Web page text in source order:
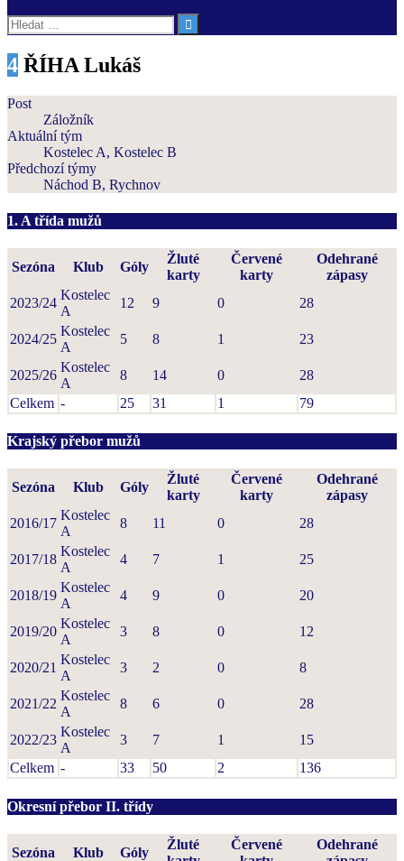
Vyhledávání
4 ŘÍHA Lukáš
Post
Záložník
Aktuální tým
Kostelec A, Kostelec B
Předchozí týmy
Náchod B, Rychnov
1. A třída mužů
Sezóna Klub Góly
Žluté
karty
Červené
karty
Odehrané
zápasy
2023/24
Kostelec
A
12 9 0 28
2024/25
Kostelec
A
5 8 1 23
2025/26
Kostelec
A
8 14 0
28
Celkem - 25 31 1 79
Krajský přebor mužů
Sezóna Klub Góly
Žluté
karty
Červené
karty
Odehrané
zápasy
2016/17
Kostelec
A
8 11 0 28
2017/18
Kostelec
A
4 7 1 25
2018/19
Kostelec
A
4 9 0 20
2019/20
Kostelec
A
3 8 0 12
2020/21
Kostelec
A
3 2 0 8
2021/22
Kostelec
A
8 6 0 28
2022/23
Kostelec
A
3 7 1
15
Celkem - 33 50 2 136
Okresní přebor II. třídy
Sezóna Klub Góly
Žluté
Červené
Odehrané